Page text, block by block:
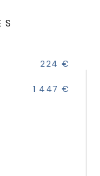
224 €
1 447 €